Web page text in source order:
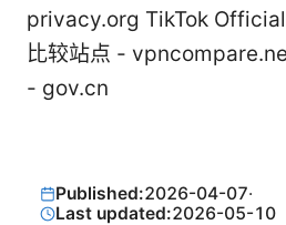
privacy.org TikTok
比较站点 -
- gov.cn
Published:2026-04-07·
Last updated:2026-05-10